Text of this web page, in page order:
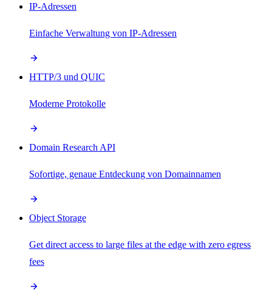
IP-Adressen
Einfache Verwaltung von IP-Adressen
HTTP/3 und QUIC
Moderne Protokolle
Domain Research API
Sofortige, genaue Entdeckung von Domainnamen
Object Storage
Get direct access to large files at the edge with zero egress
fees